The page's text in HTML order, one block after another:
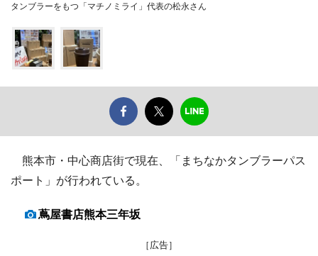
タンブラーをもつ「マチノミライ」代表の松永さん
熊本市・中心商店街で現在、「まちなかタンブラーパス
ポート」が行われている。
蔦屋書店熊本三年坂
［広告］